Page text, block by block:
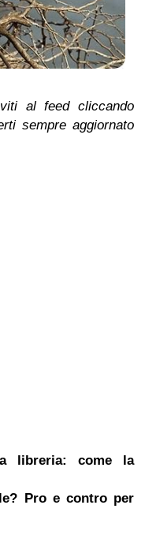
al feed cliccando
sempre aggiornato
libreria: come la
Pro e contro per